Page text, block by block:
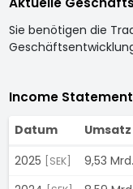
Sie benötigen die
Income
Datum Umsatz
2025
[SEK] 9,53 Mrd.